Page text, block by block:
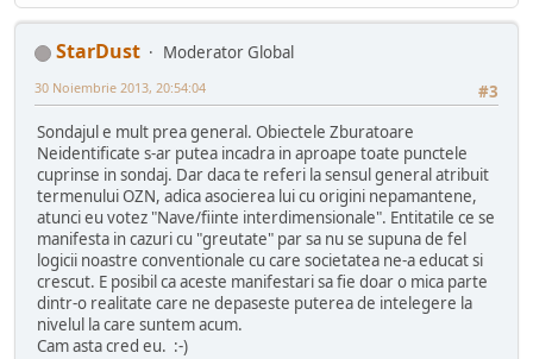
StarDust
Moderator Global
#3
30 Noiembrie 2013, 20:54:04
Sondajul e mult prea general. Obiectele Zburatoare
Neidentificate s-ar putea incadra in aproape toate punctele
cuprinse in sondaj. Dar daca te referi la sensul general atribuit
termenului OZN, adica asocierea lui cu origini nepamantene,
atunci eu votez "Nave/fiinte interdimensionale". Entitatile ce se
manifesta in cazuri cu "greutate" par sa nu se supuna de fel
logicii noastre conventionale cu care societatea ne-a educat si
crescut. E posibil ca aceste manifestari sa fie doar o mica parte
dintr-o realitate care ne depaseste puterea de intelegere la
nivelul la care suntem acum.
Cam asta cred eu. :-)